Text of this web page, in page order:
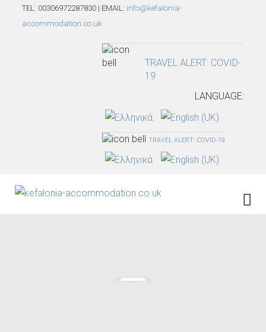
TEL: 00306972287830 | EMAIL: info@kefalonia-
accommodation.co.uk
TRAVEL ALERT: COVID-
19
LANGUAGE:
TRAVEL ALERT: COVID-19